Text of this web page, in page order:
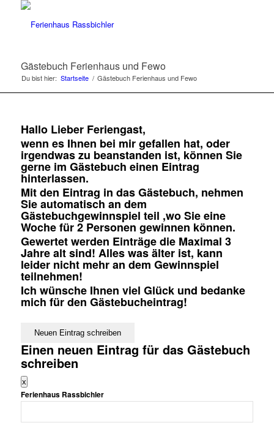
Gästebuch Ferienhaus und Fewo
Du bist hier: Startseite / Gästebuch Ferienhaus und Fewo
Hallo Lieber Feriengast,
wenn es Ihnen bei mir gefallen hat, oder
irgendwas zu beanstanden ist, können Sie
gerne im Gästebuch einen Eintrag
hinterlassen.
Mit den Eintrag in das Gästebuch, nehmen
Sie automatisch an dem
Gästebuchgewinnspiel teil ,wo Sie eine
Woche für 2 Personen gewinnen können.
Gewertet werden Einträge die Maximal 3
Jahre alt sind! Alles was älter ist, kann
leider nicht mehr an dem Gewinnspiel
teilnehmen!
Ich wünsche Ihnen viel Glück und bedanke
mich für den Gästebucheintrag!
Einen neuen Eintrag für das Gästebuch
schreiben
xDieses
Formular
ausblenden
Ferienhaus Rassbichler